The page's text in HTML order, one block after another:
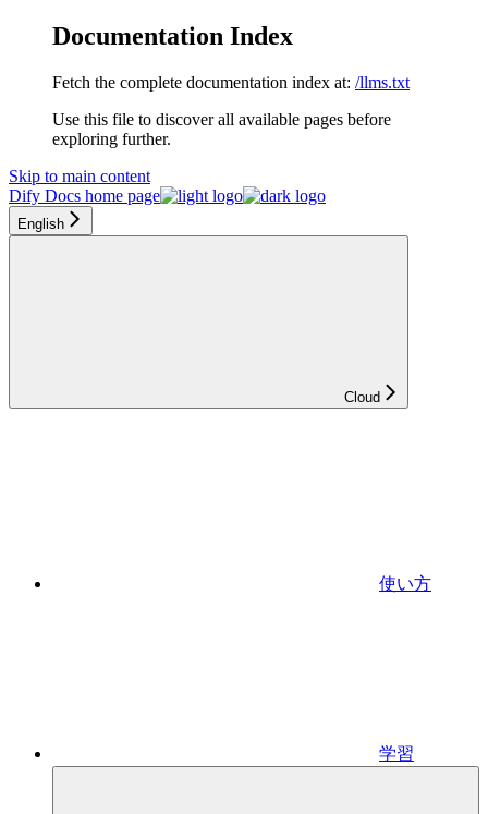
Documentation Index
Fetch the complete documentation index at: /llms.txt
Use this file to discover all available pages before
exploring further.
Skip to main content
Dify Docs home page
English
Cloud
使い方
学習